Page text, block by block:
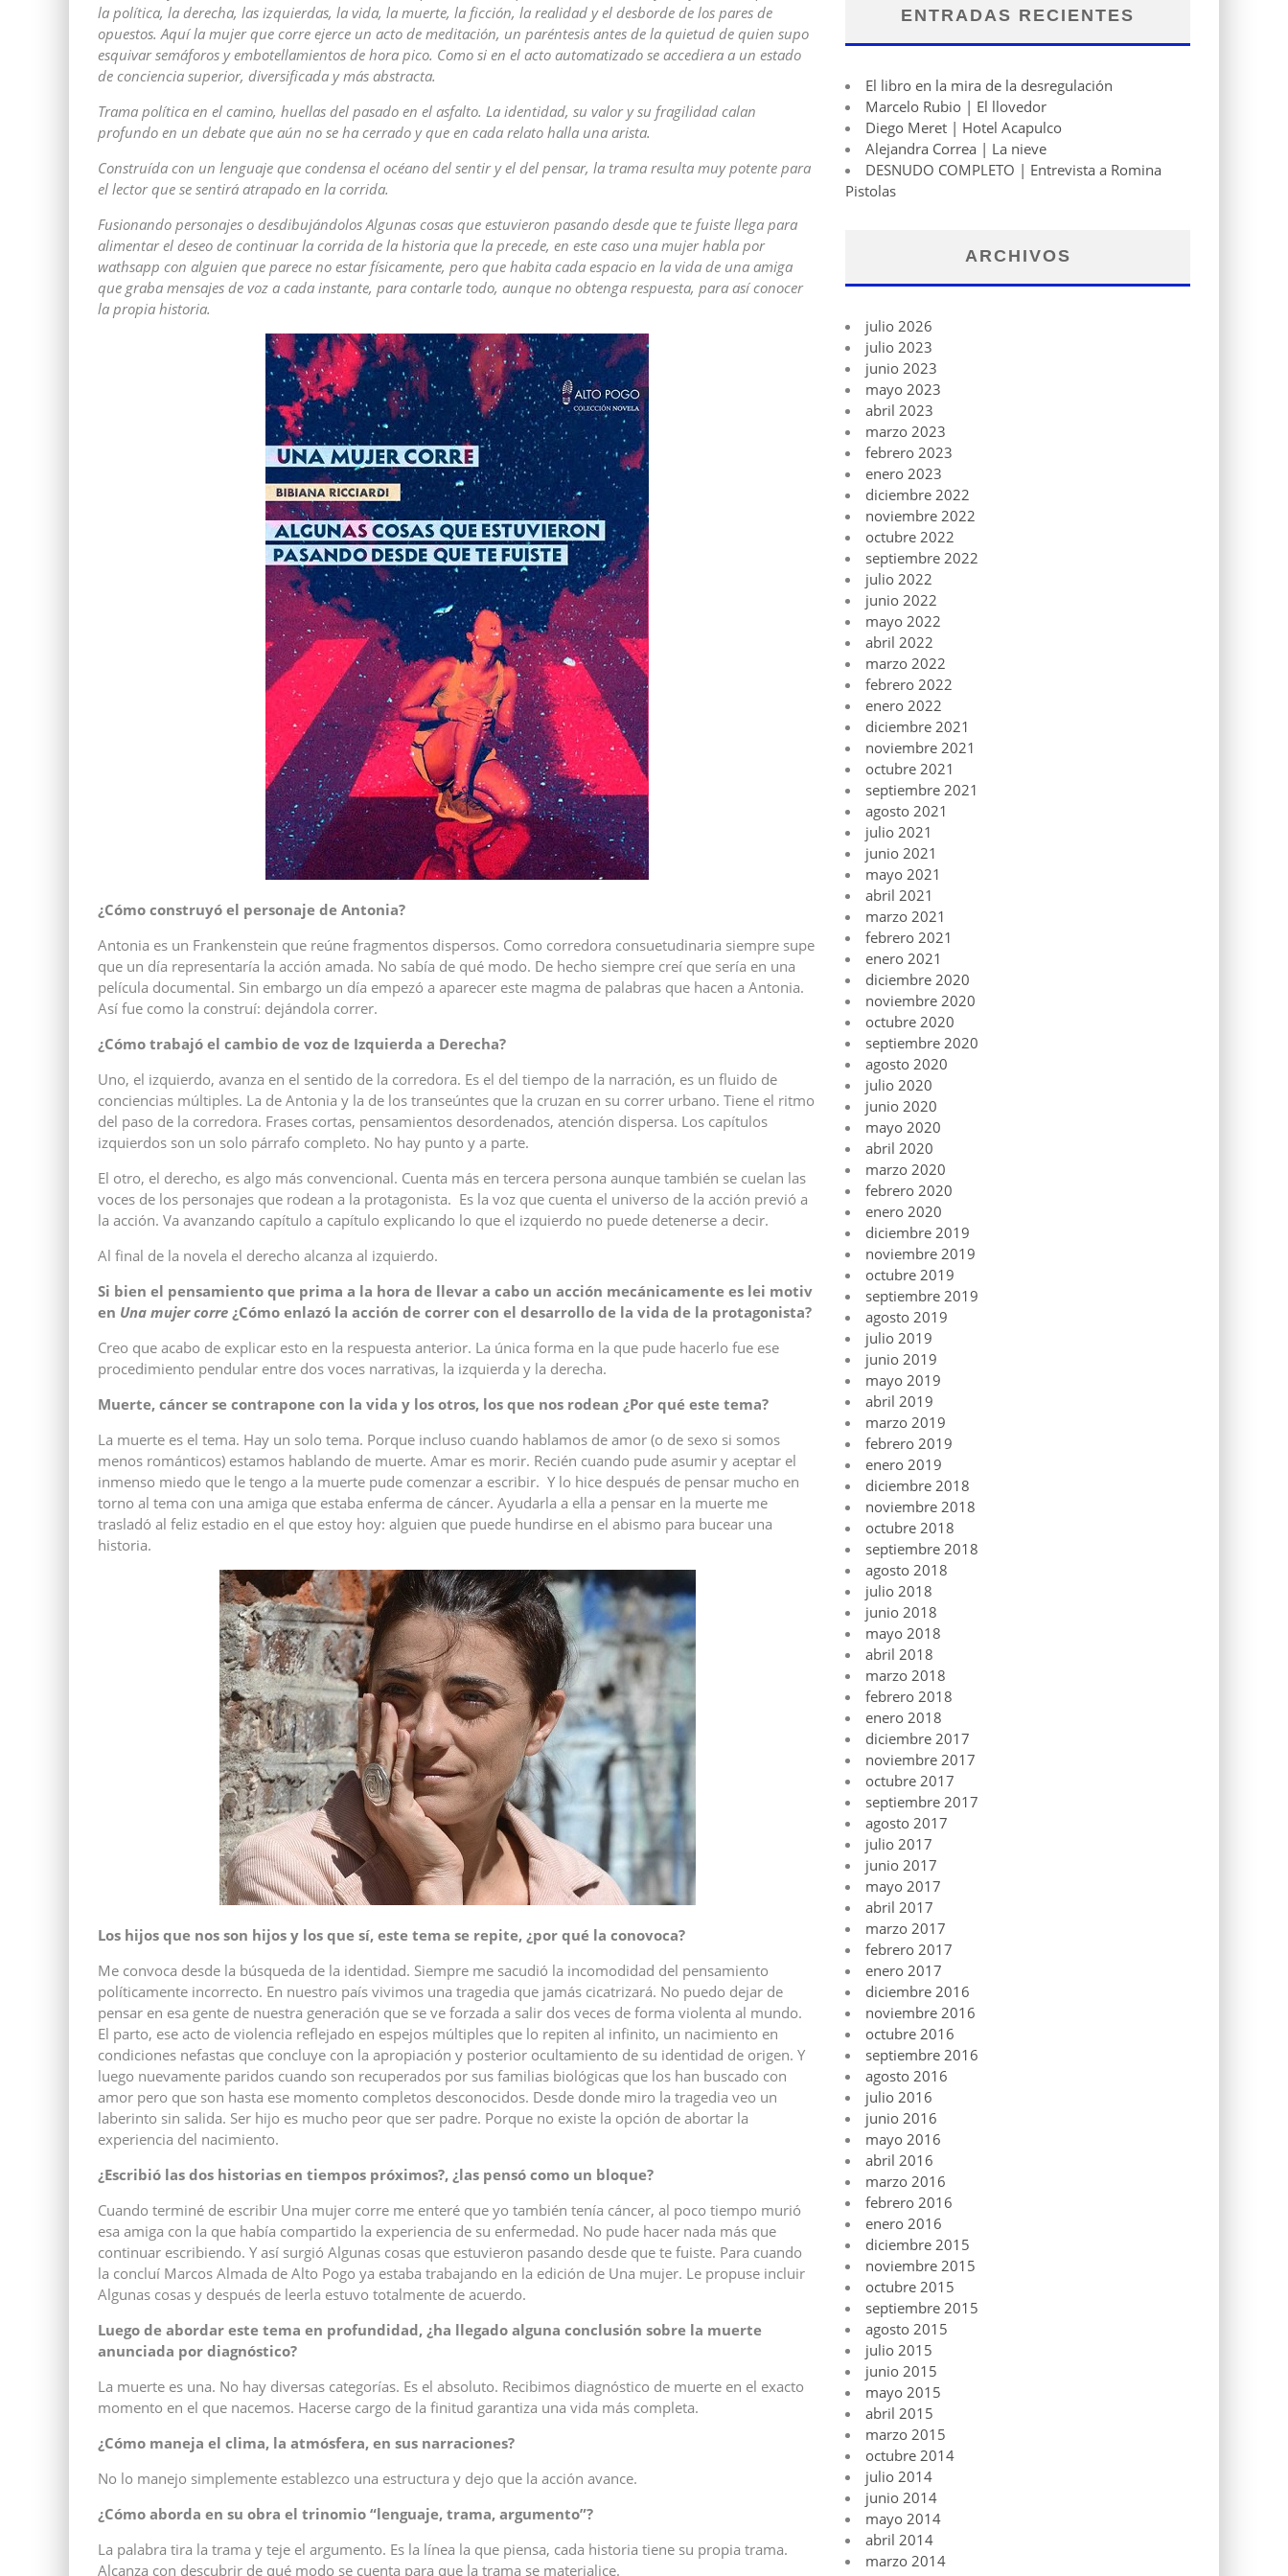
la política, la derecha, las izquierdas, la vida, la muerte, la ficción, la realidad y el desborde de los pares de
opuestos. Aquí la mujer que corre ejerce un acto de meditación, un paréntesis antes de la quietud de quien supo
esquivar semáforos y embotellamientos de hora pico. Como si en el acto automatizado se accediera a un estado
de conciencia superior, diversificada y más abstracta.
Trama política en el camino, huellas del pasado en el asfalto. La identidad, su valor y su fragilidad calan
profundo en un debate que aún no se ha cerrado y que en cada relato halla una arista.
Construída con un lenguaje que condensa el océano del sentir y el del pensar, la trama resulta muy potente para
el lector que se sentirá atrapado en la corrida.
Fusionando personajes o desdibujándolos Algunas cosas que estuvieron pasando desde que te fuiste llega para
alimentar el deseo de continuar la corrida de la historia que la precede, en este caso una mujer habla por
wathsapp con alguien que parece no estar físicamente, pero que habita cada espacio en la vida de una amiga
que graba mensajes de voz a cada instante, para contarle todo, aunque no obtenga respuesta, para así conocer
la propia historia.
¿Cómo construyó el personaje de Antonia?
Antonia es un Frankenstein que reúne fragmentos dispersos. Como corredora consuetudinaria siempre supe
que un día representaría la acción amada. No sabía de qué modo. De hecho siempre creí que sería en una
película documental. Sin embargo un día empezó a aparecer este magma de palabras que hacen a Antonia.
Así fue como la construí: dejándola correr.
¿Cómo trabajó el cambio de voz de Izquierda a Derecha?
Uno, el izquierdo, avanza en el sentido de la corredora. Es el del tiempo de la narración, es un fluido de
conciencias múltiples. La de Antonia y la de los transeúntes que la cruzan en su correr urbano. Tiene el ritmo
del paso de la corredora. Frases cortas, pensamientos desordenados, atención dispersa. Los capítulos
izquierdos son un solo párrafo completo. No hay punto y a parte.
El otro, el derecho, es algo más convencional. Cuenta más en tercera persona aunque también se cuelan las
voces de los personajes que rodean a la protagonista. Es la voz que cuenta el universo de la acción previó a
la acción. Va avanzando capítulo a capítulo explicando lo que el izquierdo no puede detenerse a decir.
Al final de la novela el derecho alcanza al izquierdo.
Si bien el pensamiento que prima a la hora de llevar a cabo un acción mecánicamente es lei motiv
en Una mujer corre ¿Cómo enlazó la acción de correr con el desarrollo de la vida de la protagonista?
Creo que acabo de explicar esto en la respuesta anterior. La única forma en la que pude hacerlo fue ese
procedimiento pendular entre dos voces narrativas, la izquierda y la derecha.
Muerte, cáncer se contrapone con la vida y los otros, los que nos rodean ¿Por qué este tema?
La muerte es el tema. Hay un solo tema. Porque incluso cuando hablamos de amor (o de sexo si somos
menos románticos) estamos hablando de muerte. Amar es morir. Recién cuando pude asumir y aceptar el
inmenso miedo que le tengo a la muerte pude comenzar a escribir. Y lo hice después de pensar mucho en
torno al tema con una amiga que estaba enferma de cáncer. Ayudarla a ella a pensar en la muerte me
trasladó al feliz estadio en el que estoy hoy: alguien que puede hundirse en el abismo para bucear una
historia.
Los hijos que nos son hijos y los que sí, este tema se repite, ¿por qué la conovoca?
Me convoca desde la búsqueda de la identidad. Siempre me sacudió la incomodidad del pensamiento
políticamente incorrecto. En nuestro país vivimos una tragedia que jamás cicatrizará. No puedo dejar de
pensar en esa gente de nuestra generación que se ve forzada a salir dos veces de forma violenta al mundo.
El parto, ese acto de violencia reflejado en espejos múltiples que lo repiten al infinito, un nacimiento en
condiciones nefastas que concluye con la apropiación y posterior ocultamiento de su identidad de origen. Y
luego nuevamente paridos cuando son recuperados por sus familias biológicas que los han buscado con
amor pero que son hasta ese momento completos desconocidos. Desde donde miro la tragedia veo un
laberinto sin salida. Ser hijo es mucho peor que ser padre. Porque no existe la opción de abortar la
experiencia del nacimiento.
¿Escribió las dos historias en tiempos próximos?, ¿las pensó como un bloque?
Cuando terminé de escribir Una mujer corre me enteré que yo también tenía cáncer, al poco tiempo murió
esa amiga con la que había compartido la experiencia de su enfermedad. No pude hacer nada más que
continuar escribiendo. Y así surgió Algunas cosas que estuvieron pasando desde que te fuiste. Para cuando
la concluí Marcos Almada de Alto Pogo ya estaba trabajando en la edición de Una mujer. Le propuse incluir
Algunas cosas y después de leerla estuvo totalmente de acuerdo.
Luego de abordar este tema en profundidad, ¿ha llegado alguna conclusión sobre la muerte
anunciada por diagnóstico?
La muerte es una. No hay diversas categorías. Es el absoluto. Recibimos diagnóstico de muerte en el exacto
momento en el que nacemos. Hacerse cargo de la finitud garantiza una vida más completa.
¿Cómo maneja el clima, la atmósfera, en sus narraciones?
No lo manejo simplemente establezco una estructura y dejo que la acción avance.
¿Cómo aborda en su obra el trinomio “lenguaje, trama, argumento”?
La palabra tira la trama y teje el argumento. Es la línea la que piensa, cada historia tiene su propia trama.
Alcanza con descubrir de qué modo se cuenta para que la trama se materialice.
ENTRADAS RECIENTES
El libro en la mira de la desregulación
Marcelo Rubio | El llovedor
Diego Meret | Hotel Acapulco
Alejandra Correa | La nieve
DESNUDO COMPLETO | Entrevista a Romina
Pistolas
ARCHIVOS
julio 2026
julio 2023
junio 2023
mayo 2023
abril 2023
marzo 2023
febrero 2023
enero 2023
diciembre 2022
noviembre 2022
octubre 2022
septiembre 2022
julio 2022
junio 2022
mayo 2022
abril 2022
marzo 2022
febrero 2022
enero 2022
diciembre 2021
noviembre 2021
octubre 2021
septiembre 2021
agosto 2021
julio 2021
junio 2021
mayo 2021
abril 2021
marzo 2021
febrero 2021
enero 2021
diciembre 2020
noviembre 2020
octubre 2020
septiembre 2020
agosto 2020
julio 2020
junio 2020
mayo 2020
abril 2020
marzo 2020
febrero 2020
enero 2020
diciembre 2019
noviembre 2019
octubre 2019
septiembre 2019
agosto 2019
julio 2019
junio 2019
mayo 2019
abril 2019
marzo 2019
febrero 2019
enero 2019
diciembre 2018
noviembre 2018
octubre 2018
septiembre 2018
agosto 2018
julio 2018
junio 2018
mayo 2018
abril 2018
marzo 2018
febrero 2018
enero 2018
diciembre 2017
noviembre 2017
octubre 2017
septiembre 2017
agosto 2017
julio 2017
junio 2017
mayo 2017
abril 2017
marzo 2017
febrero 2017
enero 2017
diciembre 2016
noviembre 2016
octubre 2016
septiembre 2016
agosto 2016
julio 2016
junio 2016
mayo 2016
abril 2016
marzo 2016
febrero 2016
enero 2016
diciembre 2015
noviembre 2015
octubre 2015
septiembre 2015
agosto 2015
julio 2015
junio 2015
mayo 2015
abril 2015
marzo 2015
octubre 2014
julio 2014
junio 2014
mayo 2014
abril 2014
marzo 2014